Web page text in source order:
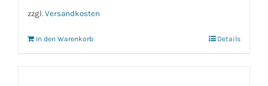
zzgl. Versandkosten
In den Warenkorb Details